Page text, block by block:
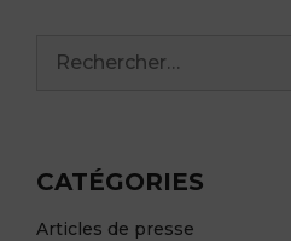
CATÉGORIES
Articles de presse